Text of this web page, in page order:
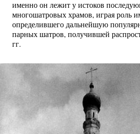
именно он лежит у истоков
многошатровых храмов, играя роль
определившего дальнейшую
парных шатров, получившей
гг.